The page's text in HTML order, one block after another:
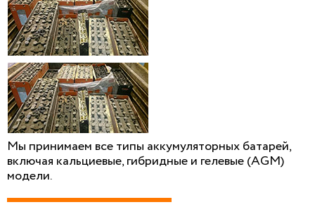
Мы принимаем все типы аккумуляторных батарей,
включая кальциевые, гибридные и гелевые (AGM)
модели.